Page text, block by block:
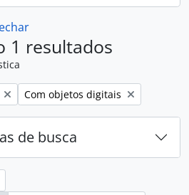
1 resultados
Remover filtro:
Com objetos digitais
de busca